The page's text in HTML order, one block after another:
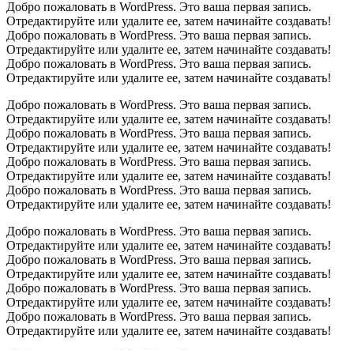
Добро пожаловать в WordPress. Это ваша первая запись.
Отредактируйте или удалите ее, затем начинайте создавать!
Добро пожаловать в WordPress. Это ваша первая запись.
Отредактируйте или удалите ее, затем начинайте создавать!
Добро пожаловать в WordPress. Это ваша первая запись.
Отредактируйте или удалите ее, затем начинайте создавать!
Добро пожаловать в WordPress. Это ваша первая запись.
Отредактируйте или удалите ее, затем начинайте создавать!
Добро пожаловать в WordPress. Это ваша первая запись.
Отредактируйте или удалите ее, затем начинайте создавать!
Добро пожаловать в WordPress. Это ваша первая запись.
Отредактируйте или удалите ее, затем начинайте создавать!
Добро пожаловать в WordPress. Это ваша первая запись.
Отредактируйте или удалите ее, затем начинайте создавать!
Добро пожаловать в WordPress. Это ваша первая запись.
Отредактируйте или удалите ее, затем начинайте создавать!
Добро пожаловать в WordPress. Это ваша первая запись.
Отредактируйте или удалите ее, затем начинайте создавать!
Добро пожаловать в WordPress. Это ваша первая запись.
Отредактируйте или удалите ее, затем начинайте создавать!
Добро пожаловать в WordPress. Это ваша первая запись.
Отредактируйте или удалите ее, затем начинайте создавать!